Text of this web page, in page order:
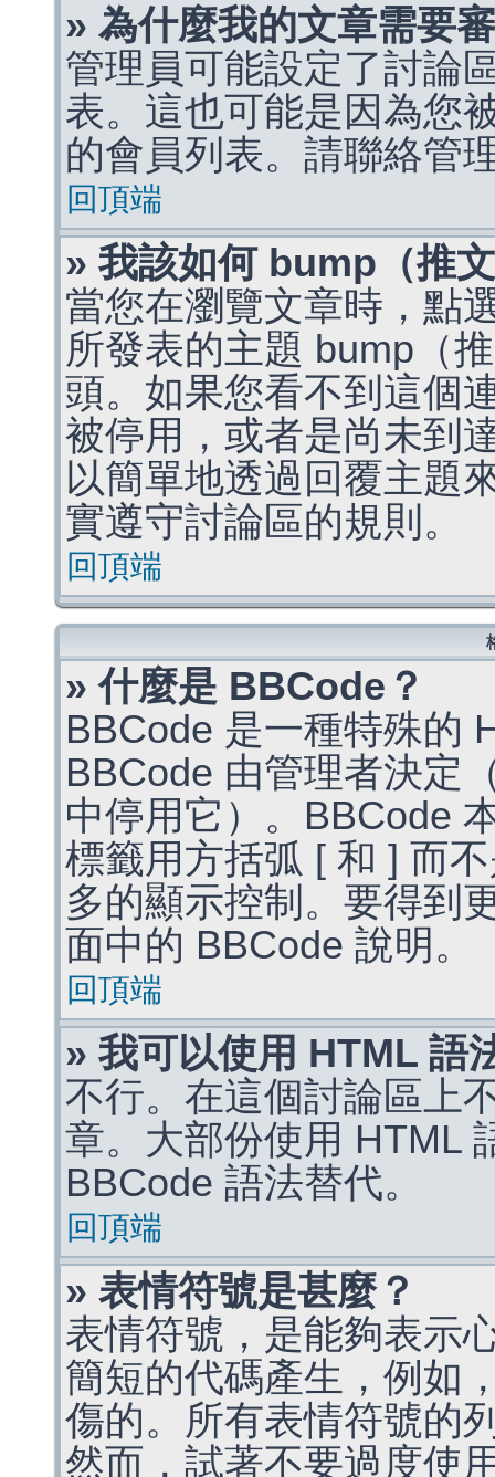
» 為什麼我的文章需要
管理員可能設定了討論
表。這也可能是因為您
的會員列表。請聯絡管
回頂端
» 我該如何 bump（推
當您在瀏覽文章時，點
所發表的主題 bump（
頭。如果您看不到這個
被停用，或者是尚未到
以簡單地透過回覆主題
實遵守討論區的規則。
回頂端
» 什麼是 BBCode？
BBCode 是一種特殊的
BBCode 由管理者決定
中停用它）。BBCode
標籤用方括弧 [ 和 ] 而
多的顯示控制。要得到
面中的 BBCode 說明。
回頂端
» 我可以使用 HTML 語
不行。在這個討論區上
章。大部份使用 HTML
BBCode 語法替代。
回頂端
» 表情符號是甚麼？
表情符號，是能夠表示
簡短的代碼產生，例如
傷的。所有表情符號的
然而，試著不要過度使